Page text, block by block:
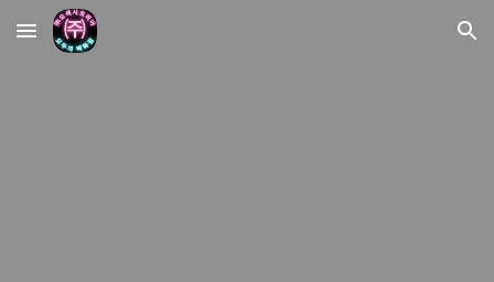
Skip to main content Skip to navigation